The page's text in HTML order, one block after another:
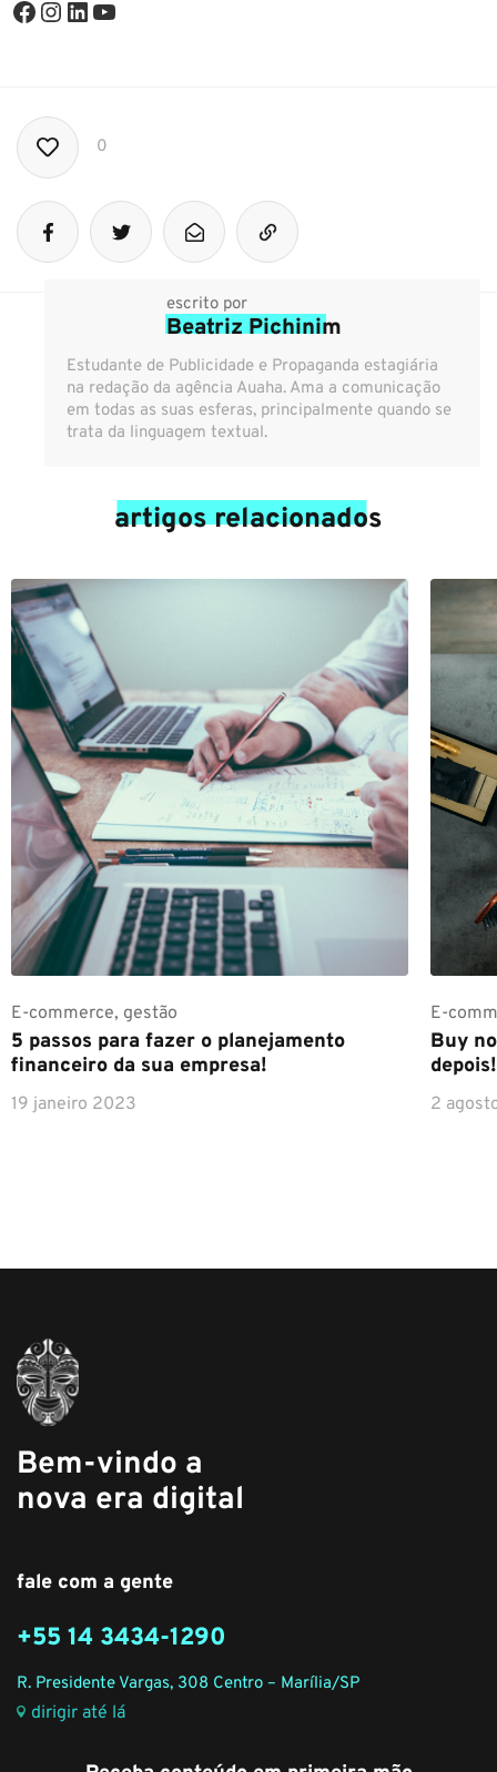
0
escrito por
Beatriz Pichinim
Estudante de Publicidade e Propaganda estagiária
na redação da agência Auaha. Ama a comunicação
em todas as suas esferas, principalmente quando se
trata da linguagem textual.
artigos relacionados
E-commerce, gestão
5 passos para fazer o planejamento
financeiro da sua empresa!
19 janeiro 2023
E-
Buy
depois!
2
Bem-vindo a
nova era digital
fale com a gente
+55 14 3434-1290
R. Presidente Vargas, 308 Centro – Marília/SP
dirigir até lá